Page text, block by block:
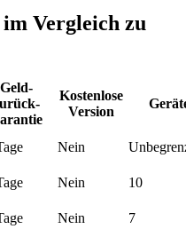
Vergleich zu
Geld-
Kostenlose
Version
Nein
Nein 10
Nein 7